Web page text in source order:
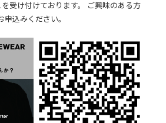
受け付けております。 ご興味のある方
申込みください。